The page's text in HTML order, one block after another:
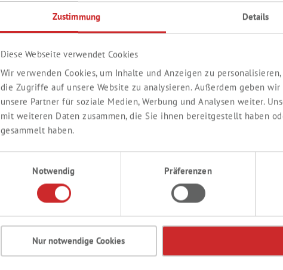
Zustimmung Details
Diese Webseite verwendet Cookies
Wir verwenden Cookies, um Inhalte und Anzeigen zu
die Zugriffe auf unsere Website zu analysieren. Außerdem geben
unsere Partner für soziale Medien, Werbung und Analysen weiter.
mit weiteren Daten zusammen, die Sie ihnen bereitgestellt haben
gesammelt haben.
Notwendig
Präferenzen
Nur notwendige Cookies
Alles aus einer Hand –
Die Integration ist ein weiterer
unterstützen.